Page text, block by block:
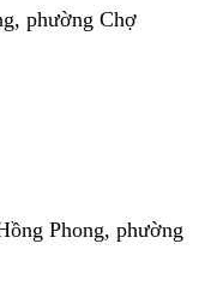
phường Chợ
Phong, phường